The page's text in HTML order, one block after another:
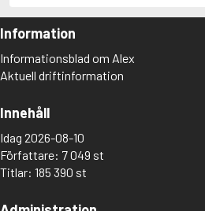
Information
Informationsblad om Alex
Aktuell driftinformation
Innehåll
Idag 2026-08-10
Författare: 7 049 st
Titlar: 185 390 st